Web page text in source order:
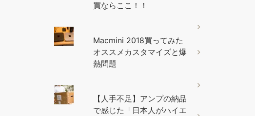
買ならここ！！
Macmini 2018買ってみた
オススメカスタマイズと爆
熱問題
【人手不足】アンプの納品
で感じた「日本人がハイエ